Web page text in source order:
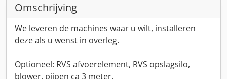
Omschrijving
We leveren de machines waar u wilt, installeren
deze als u wenst in overleg.
Optioneel: RVS afvoerelement, RVS opslagsilo,
blower, pijpen ca 3 meter.